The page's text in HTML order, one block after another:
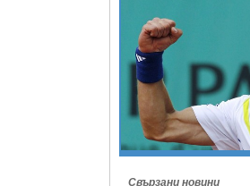
Свързани новини